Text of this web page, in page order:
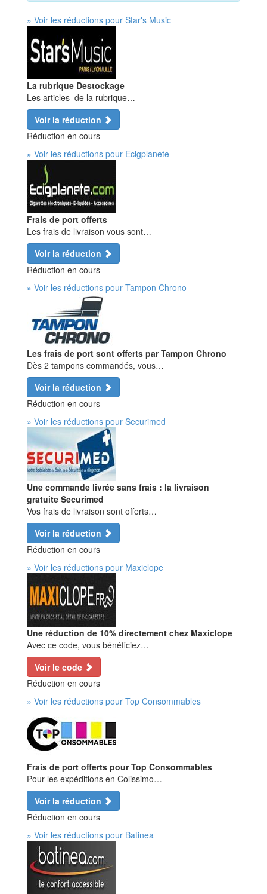
» Voir les réductions pour Star's Music
La rubrique Destockage
Les articles de la rubrique…
Voir la réduction
Réduction en cours
» Voir les réductions pour Ecigplanete
Frais de port offerts
Les frais de livraison vous sont…
Voir la réduction
Réduction en cours
» Voir les réductions pour Tampon Chrono
Les frais de port sont offerts par Tampon Chrono
Dès 2 tampons commandés, vous…
Voir la réduction
Réduction en cours
» Voir les réductions pour Securimed
Une commande livrée sans frais : la livraison
gratuite Securimed
Vos frais de livraison sont offerts…
Voir la réduction
Réduction en cours
» Voir les réductions pour Maxiclope
Une réduction de 10% directement chez Maxiclope
Avec ce code, vous bénéficiez…
Voir le code
Réduction en cours
» Voir les réductions pour Top Consommables
Frais de port offerts pour Top Consommables
Pour les expéditions en Colissimo…
Voir la réduction
Réduction en cours
» Voir les réductions pour Batinea